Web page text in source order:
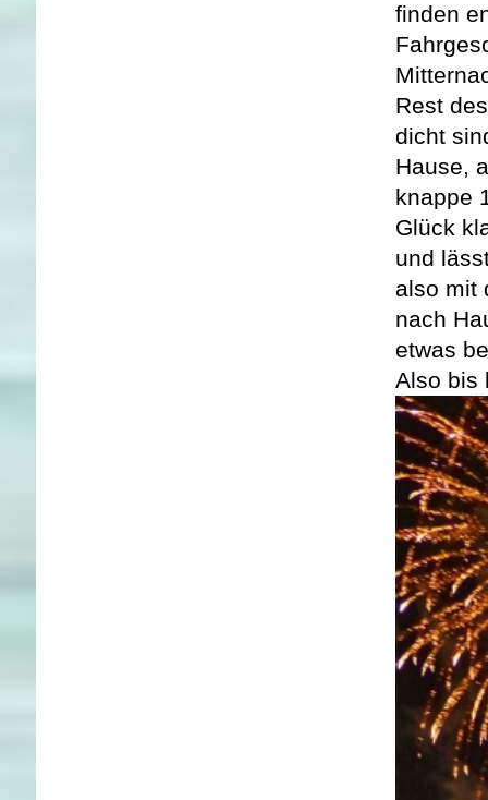
finden
Rest
dicht
Hause,
knappe
Glück
und
also mit
nach
etwas
Also bis